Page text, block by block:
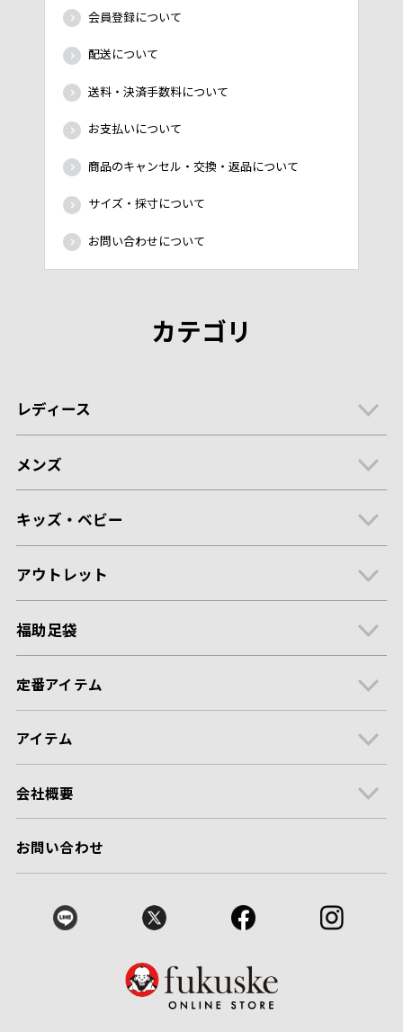
会員登録について
配送について
送料・決済手数料について
お支払いについて
商品のキャンセル・交換・返品について
サイズ・採寸について
お問い合わせについて
カテゴリ
レディース
メンズ
キッズ・ベビー
アウトレット
福助足袋
定番アイテム
アイテム
会社概要
お問い合わせ